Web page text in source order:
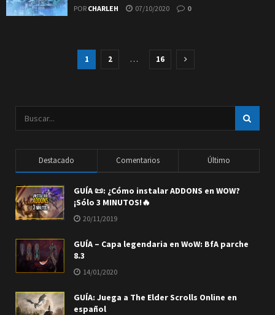
POR CHARLEH 07/10/2020 0
1 2 … 16
Destacado Comentarios Último
GUÍA 📜: ¿Cómo instalar ADDONS en WOW?
¡Sólo 3 MINUTOS!🔥
20/11/2019
GUÍA – Capa legendaria en WoW: BfA parche
8.3
14/01/2020
GUÍA: Juega a The Elder Scrolls Online en
español